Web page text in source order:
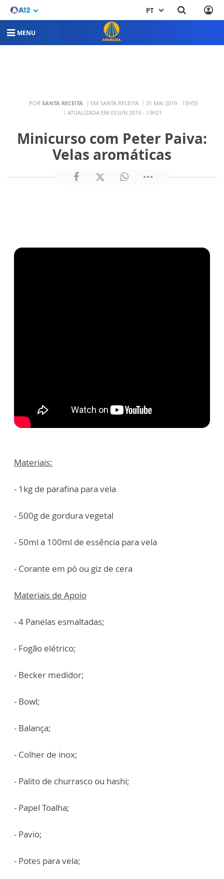
PT
MENU
POR SANTA RECEITA EM SANTA RECEITA
31 MAI 2019 - 15H55
ATUALIZADA EM 03 JUN 2019 - 13H21
Minicurso com Peter Paiva:
Velas aromáticas
Materiais:
- 1kg de parafina para vela
- 500g de gordura vegetal
- 50ml a 100ml de essência para vela
- Corante em pó ou giz de cera
Materiais de Apoio
- 4 Panelas esmaltadas;
- Fogão elétrico;
- Becker medidor;
- Bowl;
- Balança;
- Colher de inox;
- Palito de churrasco ou hashi;
- Papel Toalha;
- Pavio;
- Potes para vela;